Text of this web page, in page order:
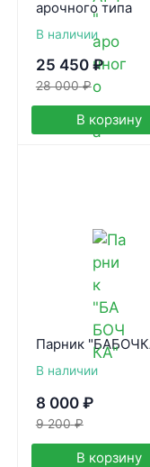
арочного типа
В наличии
25 450 ₽
28 000 ₽
В корзину
Парник
В наличии
8 000 ₽
9 200 ₽
В корзину